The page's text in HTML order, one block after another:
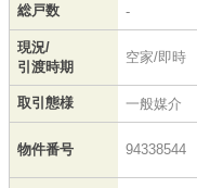
総戸数 -
現況/
引渡時期
空家/即時
取引態様 一般媒介
物件番号 94338544